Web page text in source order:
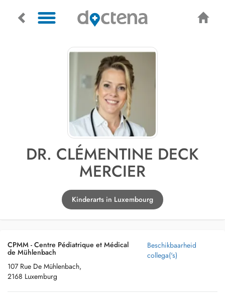
DR. CLÉMENTINE DECK
MERCIER
Kinderarts in Luxembourg
CPMM - Centre Pédiatrique et Médical
de Mühlenbach
107 Rue De Mühlenbach,
2168 Luxemburg
Beschikbaarheid
collega('s)